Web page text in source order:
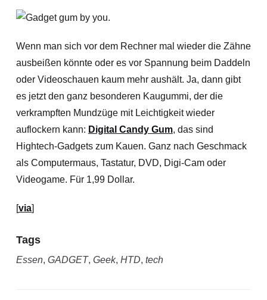
Wenn man sich vor dem Rechner mal wieder die Zähne
ausbeißen könnte oder es vor Spannung beim Daddeln
oder Videoschauen kaum mehr aushält. Ja, dann gibt
es jetzt den ganz besonderen Kaugummi, der die
verkrampften Mundzüge mit Leichtigkeit wieder
auflockern kann: Digital Candy Gum, das sind
Hightech-Gadgets zum Kauen. Ganz nach Geschmack
als Computermaus, Tastatur, DVD, Digi-Cam oder
Videogame. Für 1,99 Dollar.
[via]
Tags
Essen, GADGET, Geek, HTD, tech